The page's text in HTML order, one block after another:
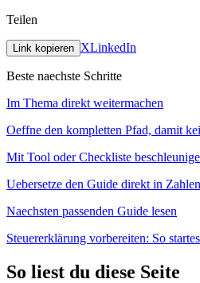
Teilen
Link kopieren XLinkedIn
Beste naechste Schritte
Im Thema direkt weitermachen
Oeffne den kompletten Pfad, damit
Mit Tool oder Checkliste
Uebersetze den Guide direkt in
Naechsten passenden Guide lesen
Steuererklärung vorbereiten: So
So liest du diese Seite